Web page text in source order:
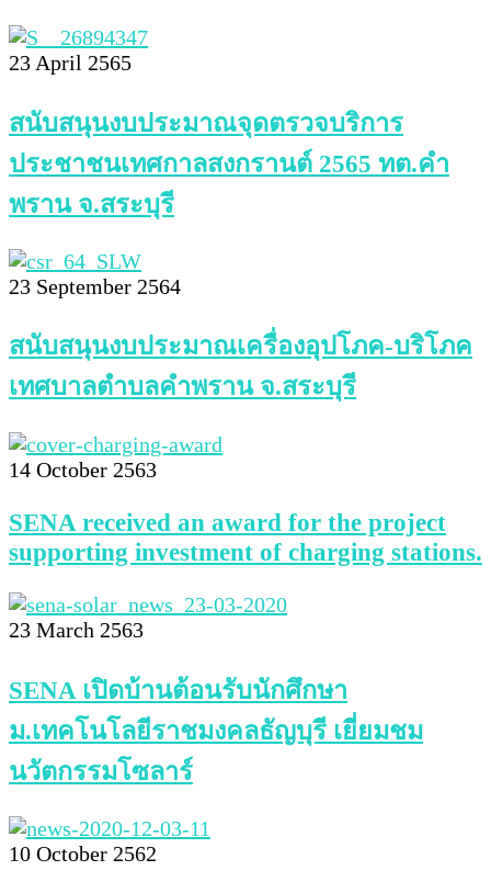
23 April 2565
สนับสนุนงบประมาณจุดตรวจบริการ
ประชาชนเทศกาลสงกรานต์ 2565 ทต.คำ
พราน จ.สระบุรี
23 September 2564
สนับสนุนงบประมาณเครื่องอุปโภค-บริโภค
เทศบาลตำบลคำพราน จ.สระบุรี
14 October 2563
SENA received an award for the project
supporting investment of charging stations.
23 March 2563
SENA เปิดบ้านต้อนรับนักศึกษา
ม.เทคโนโลยีราชมงคลธัญบุรี เยี่ยมชม
นวัตกรรมโซลาร์
10 October 2562